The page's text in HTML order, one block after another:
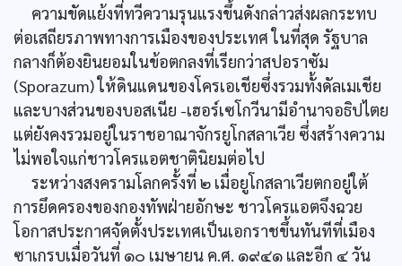
ความขัดแย้งที่ทวีความรุนแรงขึ้นดังกล่าวส่งผลกระทบ
ต่อเสถียรภาพทางการเมืองของประเทศ ในที่สุด รัฐบาล
กลางก็ต้องยินยอมในข้อตกลงที่เรียกว่าสปอราซัม
(Sporazum) ให้ดินแดนของโครเอเชียซึ่งรวมทั้งดัลเมเชีย
และบางส่วนของบอสเนีย -เฮอร์เซโกวีนามีอำนาจอธิปไตย
แต่ยังคงรวมอยู่ในราชอาณาจักรยูโกสลาเวีย ซึ่งสร้างความ
ไม่พอใจแก่ชาวโครแอตชาตินิยมต่อไป
ระหว่างสงครามโลกครั้งที่ ๒ เมื่อยูโกสลาเวียตกอยู่ใต้
การยึดครองของกองทัพฝ่ายอักษะ ชาวโครแอตจึงฉวย
โอกาสประกาศจัดตั้งประเทศเป็นเอกราชขึ้นทันทีที่เมือง
ซาเกรบเมื่อวันที่ ๑๐ เมษายน ค.ศ. ๑๙๔๑ และอีก ๔ วัน